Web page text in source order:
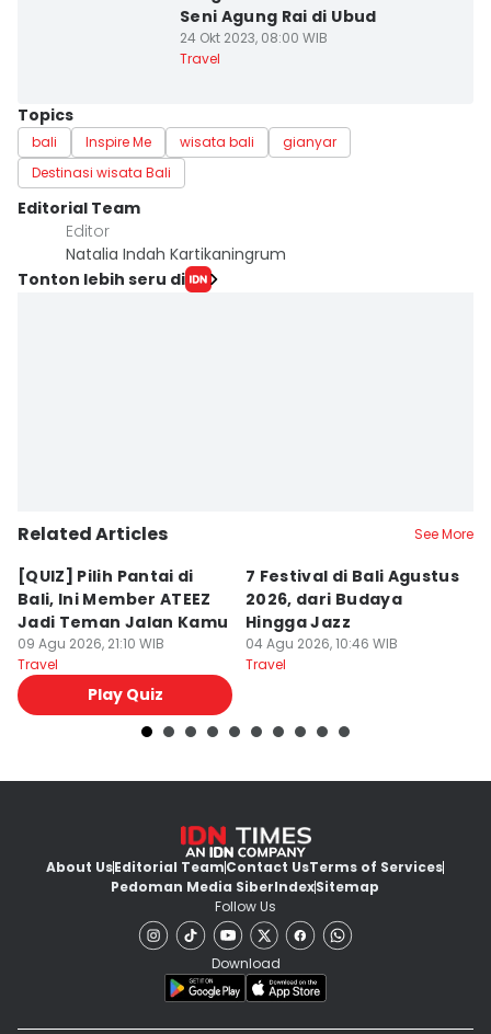
Seni Agung Rai di Ubud
24 Okt 2023, 08:00 WIB
Travel
Topics
bali Inspire Me wisata bali
gianyar
Destinasi wisata Bali
Editorial Team
Editor
Natalia Indah Kartikaningrum
Tonton lebih seru di
Related Articles See More
[QUIZ] Pilih Pantai di
Bali, Ini Member ATEEZ
Jadi Teman Jalan Kamu
09 Agu 2026, 21:10 WIB
Travel
Play Quiz
7 Festival di Bali Agustus
2026, dari Budaya
Hingga Jazz
04 Agu 2026, 10:46 WIB
Travel
About UsEditorial TeamContact UsTerms of Services
Pedoman Media SiberIndexSitemap
Follow Us
Download